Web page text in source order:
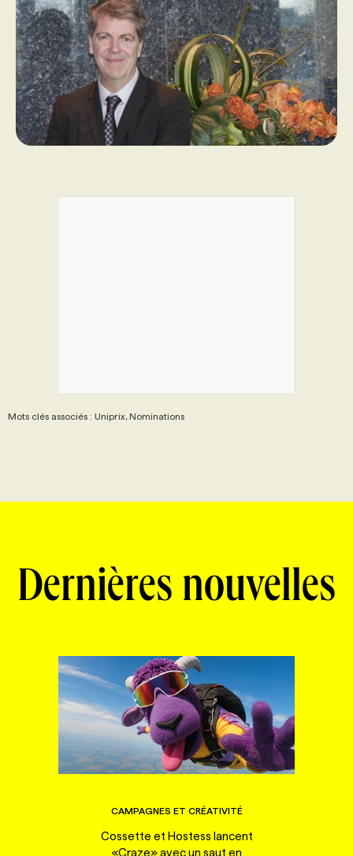
Mots clés associés : Uniprix, Nominations
Dernières nouvelles
CAMPAGNES ET CRÉATIVITÉ
Cossette et Hostess lancent
«Craze» avec un saut en